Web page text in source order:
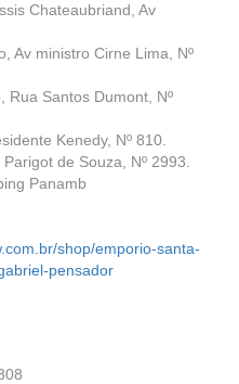
Chateaubriand, Av
Av ministro Cirne Lima, Nº
Rua Santos Dumont, Nº
Kenedy, Nº 810.
de Souza, Nº 2993.
Panamb
shop/emporio-santa-
pensador